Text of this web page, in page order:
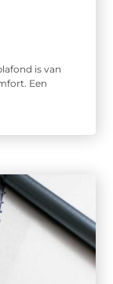
is van
Een